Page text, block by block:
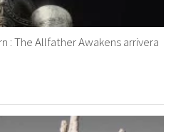
: The Allfather Awakens arrivera